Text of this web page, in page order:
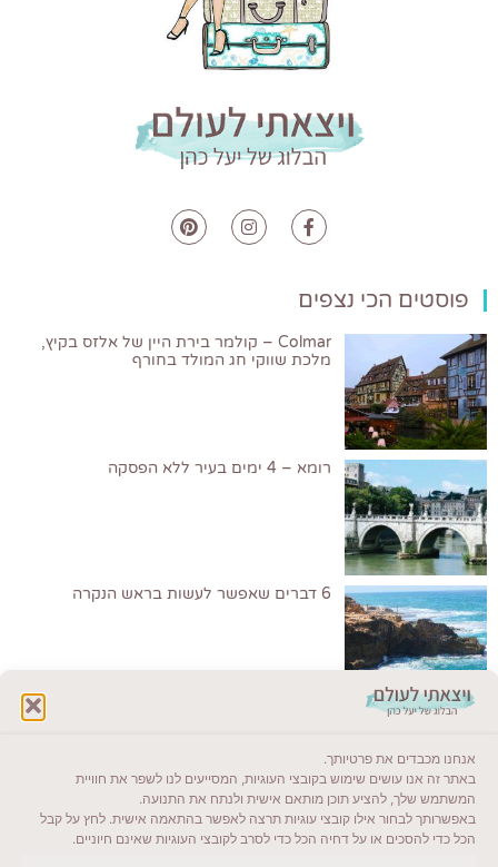
אנחנו מכבדים את פרטיותך.
באתר זה אנו עושים שימוש בקובצי העוגיות, המסייעים לנו לשפר את חוויית
המשתמש שלך, להציע תוכן מותאם אישית ולנתח את התנועה.
באפשרותך לבחור אילו קובצי עוגיות תרצה לאפשר בהתאמה אישית. לחץ על קבל
הכל כדי להסכים או על דחיה הכל כדי לסרב לקובצי העוגיות שאינם חיוניים.
פוסטים הכי נצפים
Colmar – קולמר בירת היין של אלזס בקיץ,
מלכת שווקי חג המולד בחורף
רומא – 4 ימים בעיר ללא הפסקה
6 דברים שאפשר לעשות בראש הנקרה
ייעדים מומלצים
מדריכים ועזרים